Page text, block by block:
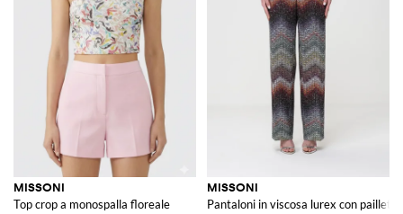
MISSONI
Top crop a monospalla floreale
MISSONI
Pantaloni in viscosa lurex con